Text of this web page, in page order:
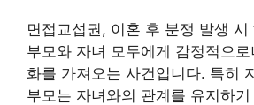
면접교섭권, 이혼 후 분쟁 발생
부모와 자녀 모두에게 감정적으
화를 가져오는 사건입니다. 특히
부모는 자녀와의 관계를 유지하